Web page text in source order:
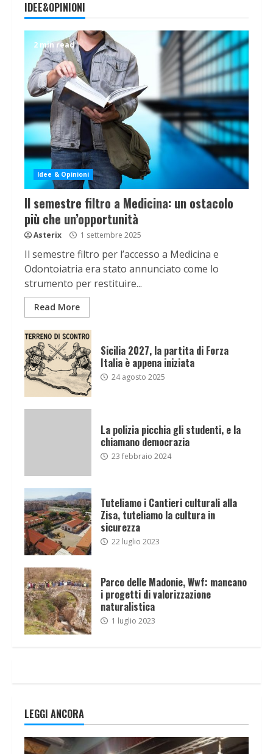
IDEE&OPINIONI
2 min read
Idee & Opinioni
Il semestre filtro a Medicina: un ostacolo
più che un’opportunità
Asterix 1 settembre 2025
Il semestre filtro per l’accesso a Medicina e
Odontoiatria era stato annunciato come lo
strumento per restituire...
Read More
Sicilia 2027, la partita di Forza
Italia è appena iniziata
24 agosto 2025
La polizia picchia gli studenti, e la
chiamano democrazia
23 febbraio 2024
Tuteliamo i Cantieri culturali alla
Zisa, tuteliamo la cultura in
sicurezza
22 luglio 2023
Parco delle Madonie, Wwf: mancano
i progetti di valorizzazione
naturalistica
1 luglio 2023
LEGGI ANCORA